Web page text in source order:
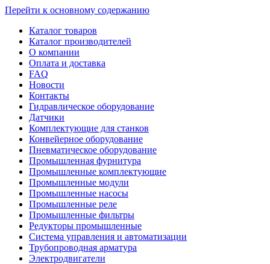
Перейти к основному содержанию
Каталог товаров
Каталог производителей
О компании
Оплата и доставка
FAQ
Новости
Контакты
Гидравлическое оборудование
Датчики
Комплектующие для станков
Конвейерное оборудование
Пневматическое оборудование
Промышленная фурнитура
Промышленные комплектующие
Промышленные модули
Промышленные насосы
Промышленные реле
Промышленные фильтры
Редукторы промышленные
Система управления и автоматизации
Трубопроводная арматура
Электродвигатели